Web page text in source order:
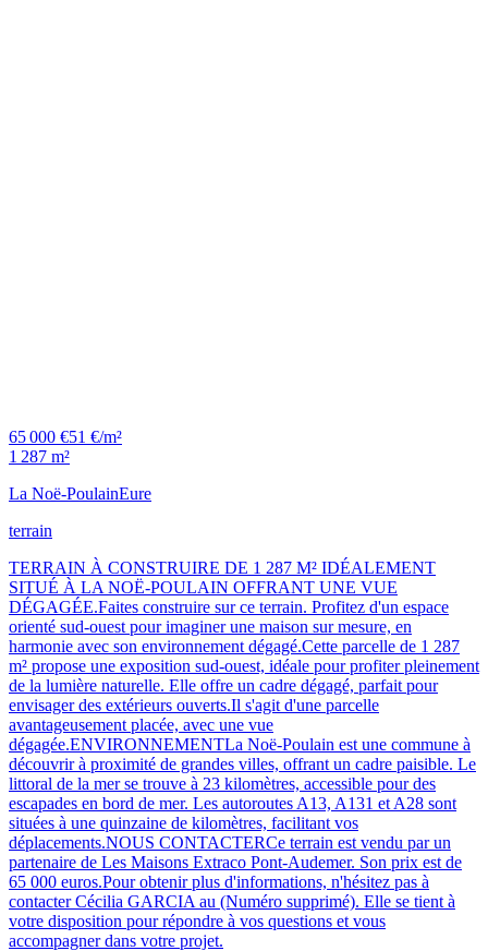
65 000 €51 €/m²
1 287 m²
La Noë-PoulainEure
terrain
TERRAIN À CONSTRUIRE DE 1 287 M² IDÉALEMENT
SITUÉ À LA NOË-POULAIN OFFRANT UNE VUE
DÉGAGÉE.Faites construire sur ce terrain. Profitez d'un espace
orienté sud-ouest pour imaginer une maison sur mesure, en
harmonie avec son environnement dégagé.Cette parcelle de 1 287
m² propose une exposition sud-ouest, idéale pour profiter pleinement
de la lumière naturelle. Elle offre un cadre dégagé, parfait pour
envisager des extérieurs ouverts.Il s'agit d'une parcelle
avantageusement placée, avec une vue
dégagée.ENVIRONNEMENTLa Noë-Poulain est une commune à
découvrir à proximité de grandes villes, offrant un cadre paisible. Le
littoral de la mer se trouve à 23 kilomètres, accessible pour des
escapades en bord de mer. Les autoroutes A13, A131 et A28 sont
situées à une quinzaine de kilomètres, facilitant vos
déplacements.NOUS CONTACTERCe terrain est vendu par un
partenaire de Les Maisons Extraco Pont-Audemer. Son prix est de
65 000 euros.Pour obtenir plus d'informations, n'hésitez pas à
contacter Cécilia GARCIA au (Numéro supprimé). Elle se tient à
votre disposition pour répondre à vos questions et vous
accompagner dans votre projet.